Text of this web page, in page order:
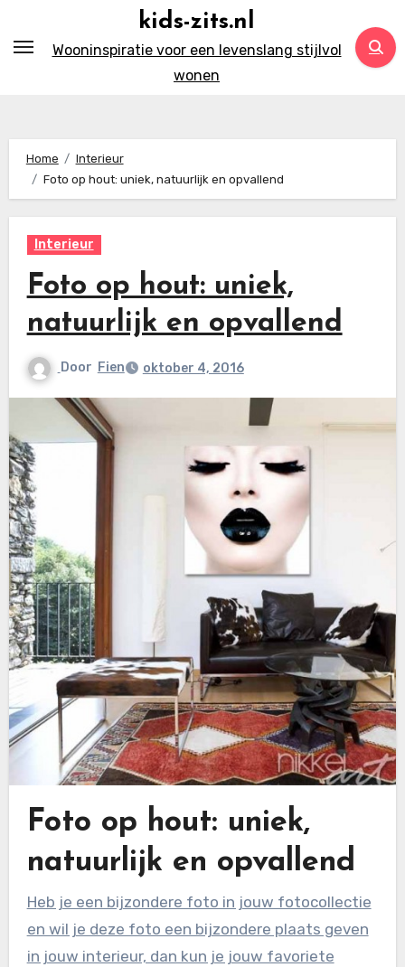
naar
kids-zits.nl
Wooninspiratie voor een levenslang stijlvol
wonen
Home
Interieur
Foto op hout: uniek, natuurlijk en opvallend
Interieur
Foto op hout: uniek,
natuurlijk en opvallend
Door Fien oktober 4, 2016
Foto op hout: uniek,
natuurlijk en opvallend
Heb je een bijzondere foto in jouw fotocollectie
en wil je deze foto een bijzondere plaats geven
in jouw interieur, dan kun je jouw favoriete